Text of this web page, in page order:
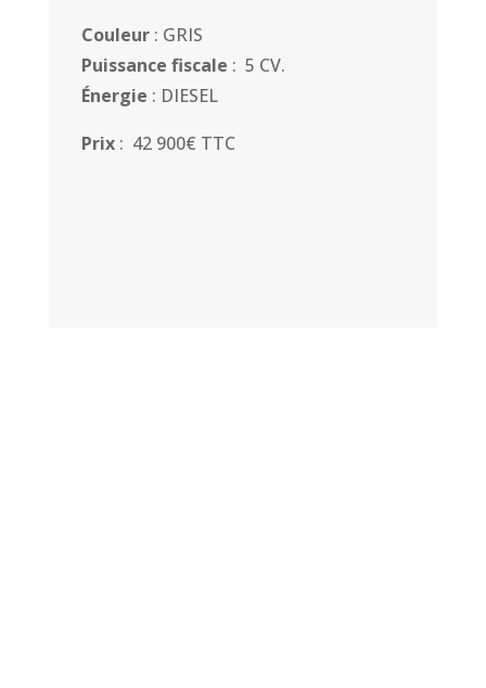
Couleur: GRIS
Puissance fiscale : 5 CV.
Énergie : DIESEL
Prix: 42 900€ TTC